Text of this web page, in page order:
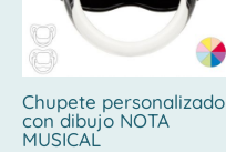
Chupete personalizado
con dibujo NOTA
MUSICAL